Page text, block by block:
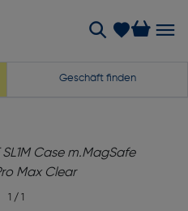
Geschäft finden
1 / 1